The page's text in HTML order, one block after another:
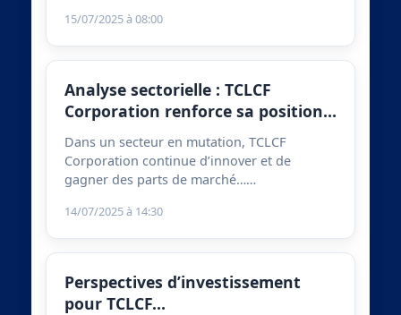
15/07/2025 à 08:00
Analyse sectorielle : TCLCF
Corporation renforce sa position…
Dans un secteur en mutation, TCLCF
Corporation continue d’innover et de
gagner des parts de marché……
14/07/2025 à 14:30
Perspectives d’investissement
pour TCLCF…